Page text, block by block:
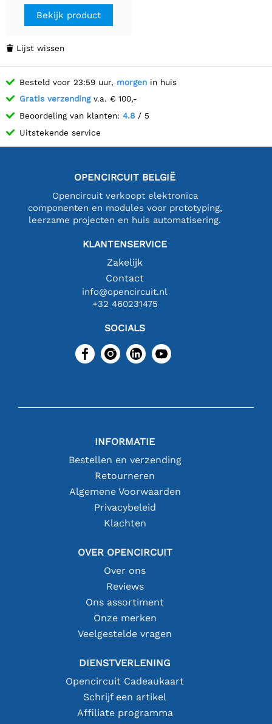
Bekijk product
 Lijst wissen
Besteld voor 23:59 uur, morgen in huis
Gratis verzendingv.a. € 100,-
Beoordeling van klanten: 4.8 / 5
Uitstekende service
OPENCIRCUIT BELGIË
Opencircuit verkoopt elektronica
componenten en modules voor prototyping,
leerzame projecten en huis automatisering.
KLANTENSERVICE
Zakelijk
Contact
info@opencircuit.nl
+32 460231475
SOCIALS
INFORMATIE
Bestellen en verzending
Retourneren
Algemene Voorwaarden
Privacybeleid
Klachten
OVER OPENCIRCUIT
Over ons
Reviews
Ons assortiment
Onze merken
Veelgestelde vragen
DIENSTVERLENING
Opencircuit Cadeaukaart
Schrijf een artikel
Affiliate programma